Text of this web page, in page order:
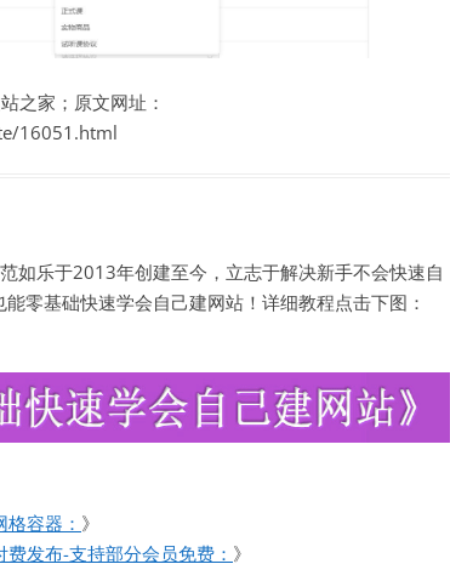
之家；原文网址：
16051.html
乐于2013年创建至今，立志于解决新手不会快速自
零基础快速学会自己建网站！详细教程点击下图：
容器： 》
发布-支持部分会员免费： 》